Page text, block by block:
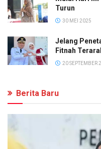
Turun
30 MEI 2025
Jelang
Fitnah
20 SEPTEMBER
Berita Baru